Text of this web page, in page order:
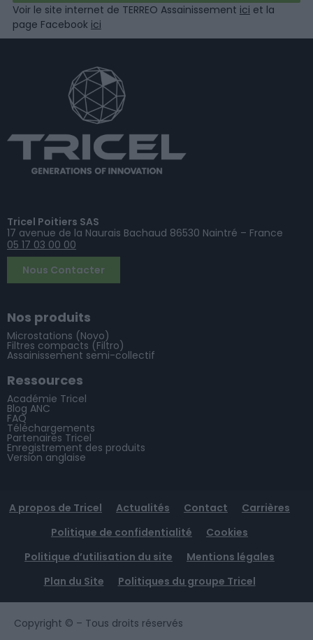
Voir le site internet de TERREO Assainissement ici et la
page Facebook ici
Tricel Poitiers SAS
17 avenue de la Naurais Bachaud 86530 Naintré – France
05 17 03 00 00
Nous Contacter
Nos produits
Microstations (Novo)
Filtres compacts (Filtro)
Assainissement semi-collectif
Ressources
Académie Tricel
Blog ANC
FAQ
Téléchargements
Partenaires Tricel
Enregistrement des produits
Version anglaise
A propos de Tricel Actualités Contact
Carrières
Politique de confidentialité
Cookies
Politique d’utilisation du site
Mentions légales
Plan du Site
Politiques du groupe Tricel
Copyright © – Tous droits réservés